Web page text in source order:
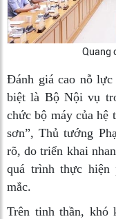
Quang
Đánh giá cao nỗ lực
biệt là Bộ Nội vụ
chức bộ máy của hệ
sơn”, Thủ tướng
rõ, do triển khai
quá trình thực hiện
mắc.
Trên tinh thần, khó